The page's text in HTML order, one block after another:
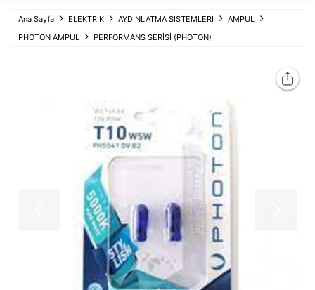
Ana Sayfa ELEKTRİK AYDINLATMA SİSTEMLERİ
AMPUL
PHOTON AMPUL
PERFORMANS SERİSİ (PHOTON)